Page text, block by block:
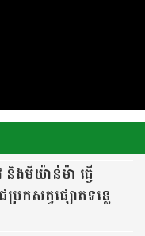
និងមីយ៉ាន់ម៉ា ធ្វើ
រកសត្វផ្សោតទន្លេ